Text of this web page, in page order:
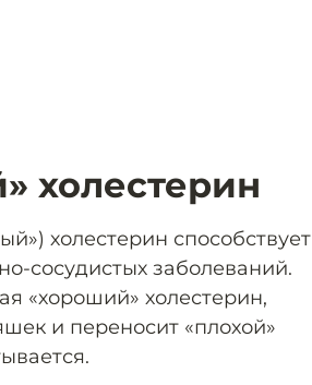
холестерин
холестерин способствует
сосудистых заболеваний.
«хороший» холестерин,
и переносит «плохой»